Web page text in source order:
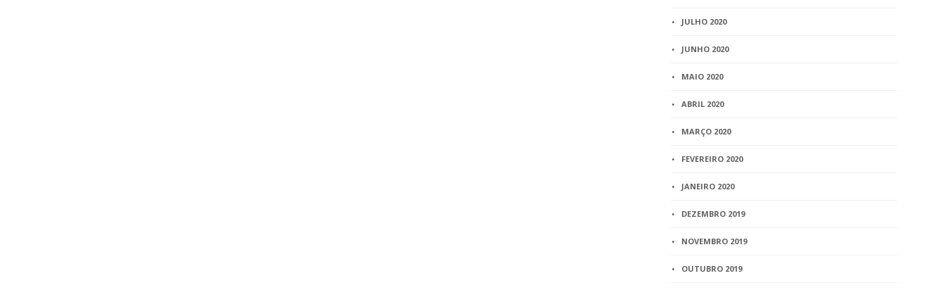
JULHO 2020
JUNHO 2020
MAIO 2020
ABRIL 2020
MARÇO 2020
FEVEREIRO 2020
JANEIRO 2020
DEZEMBRO 2019
NOVEMBRO 2019
OUTUBRO 2019